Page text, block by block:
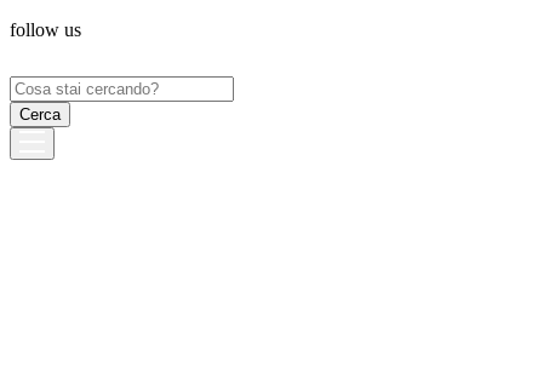
follow us
Ricerca
per: